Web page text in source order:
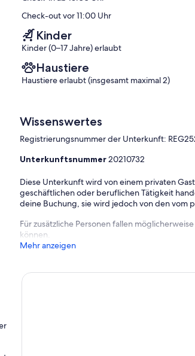
enjoy your time away without stressing about
and card games, plus a few toys, jigsaws and
and downstairs. Ceiling fans keep the upstairs
breezes.
up the sun, while the south-facing deck offers a
with a big trampoline, space for backyard
It's free to park on the street with no time limits.
Check-out vor 11:00 Uhr
Kinder
Kinder (0–17 Jahre) erlaubt
Haustiere
Haustiere erlaubt (insgesamt maximal 2)
Wissenswertes
Registrierungsnummer der Unterkunft:
Unterkunftsnummer20210732
Diese Unterkunft wird von einem privaten
geschäftlichen oder beruflichen Tätigkeit
deine Buchung, sie wird jedoch von den
Für zusätzliche Personen fallen
können.
Mehr anzeigen